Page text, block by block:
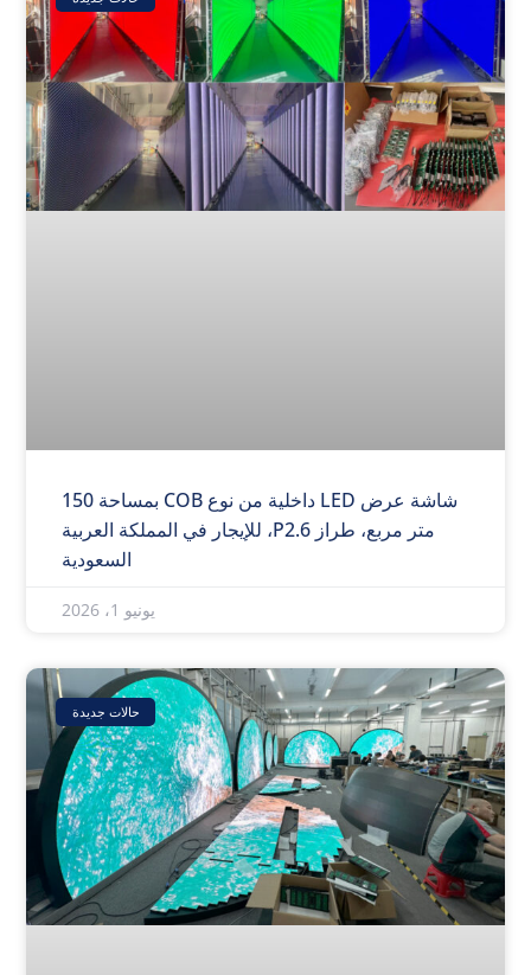
شاشة عرض LED داخلية من نوع COB بمساحة 150
متر مربع، طراز P2.6، للإيجار في المملكة العربية
السعودية
يونيو 1، 2026
حالات جديدة